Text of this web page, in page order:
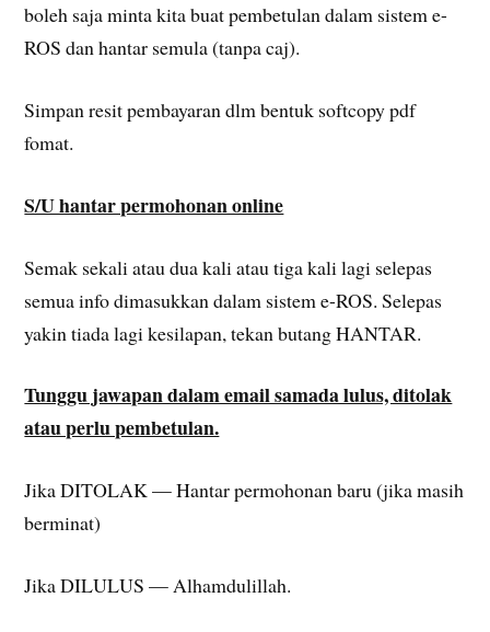
boleh saja minta kita buat pembetulan dalam sistem e-
ROS dan hantar semula (tanpa caj).
Simpan resit pembayaran dlm bentuk softcopy pdf
fomat.
S/U hantar permohonan online
Semak sekali atau dua kali atau tiga kali lagi selepas
semua info dimasukkan dalam sistem e-ROS. Selepas
yakin tiada lagi kesilapan, tekan butang HANTAR.
Tunggu jawapan dalam email samada lulus, ditolak
atau perlu pembetulan.
Jika DITOLAK — Hantar permohonan baru (jika masih
berminat)
Jika DILULUS — Alhamdulillah.